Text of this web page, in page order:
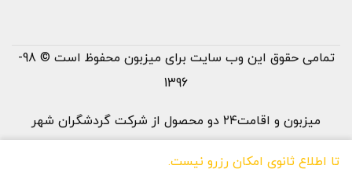
تا اطلاع ثانوی امکان رزرو نیست.
تمامی حقوق این وب سایت برای میزبون محفوظ است © 98-
1396
میزبون و اقامت۲۴ دو محصول از شرکت گردشگران شهر